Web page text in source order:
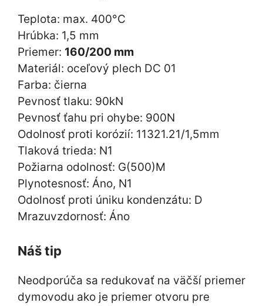
Teplota: max. 400°C
Hrúbka: 1,5 mm
Priemer: 160/200 mm
Materiál: oceľový plech DC 01
Farba: čierna
Pevnosť tlaku: 90kN
Pevnosť ťahu pri ohybe: 900N
Odolnosť proti korózií: 11321.21/1,5mm
Tlaková trieda: N1
Požiarna odolnosť: G(500)M
Plynotesnosť: Áno, N1
Odolnosť proti úniku kondenzátu: D
Mrazuvzdornosť: Áno
Náš tip
Neodporúča sa redukovať na väčší priemer
dymovodu ako je priemer otvoru pre